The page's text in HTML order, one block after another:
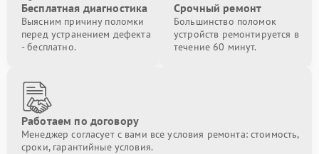
Бесплатная диагностика
Выясним причину поломки
перед устранением дефекта
- бесплатно.
Срочный ремонт
Большинство поломок
устройств ремонтируется в
течение 60 минут.
Работаем по договору
Менеджер согласует с вами все условия ремонта: стоимость,
сроки, гарантийные условия.